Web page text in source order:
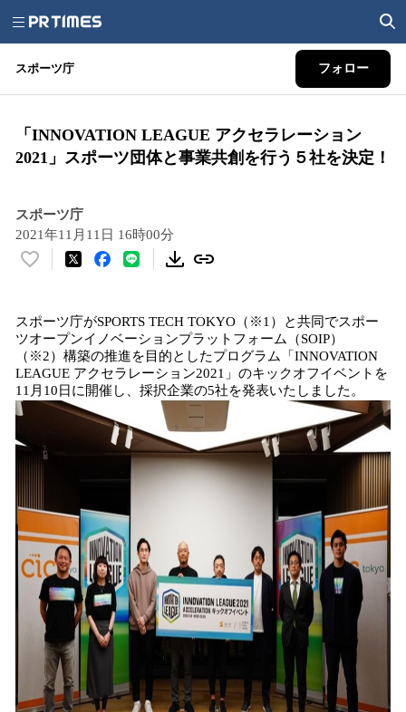
スポーツ庁 フォロー
「INNOVATION LEAGUE アクセラレーション
2021」スポーツ団体と事業共創を行う５社を決定！
スポーツ庁
2021年11月11日 16時00分
い
！
数
を
読
み
中
スポーツ庁がSPORTS TECH TOKYO（※1）と共同でスポー
ツオープンイノベーションプラットフォーム（SOIP）
（※2）構築の推進を目的としたプログラム「INNOVATION
LEAGUE アクセラレーション2021」のキックオフイベントを
11月10日に開催し、採択企業の5社を発表いたしました。